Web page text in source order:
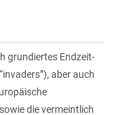
grundiertes Endzeit-
aber auch
die vermeintlich